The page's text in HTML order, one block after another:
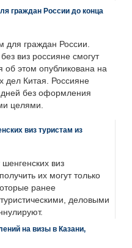
граждан России до конца
для граждан России.
виз россияне смогут
этом опубликована на
дел Китая. Россияне
дней без оформления
целями.
виз туристам из
виз
их могут только
ранее
деловыми
на визы в Казани,